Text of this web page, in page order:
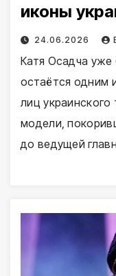
иконы
24.06.2026
Катя Осадча уже
остаётся одним
лиц
модели,
до ведущей